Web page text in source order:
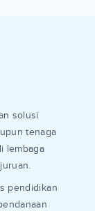
solusi
tenaga
lembaga
pendidikan